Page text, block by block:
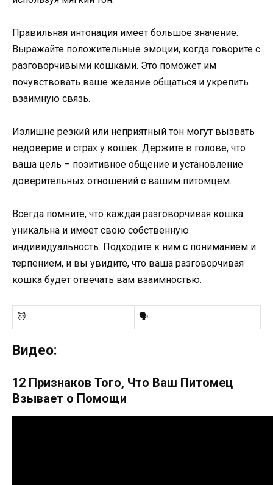
Правильная интонация имеет большое значение.
Выражайте положительные эмоции, когда говорите с
разговорчивыми кошками. Это поможет им
почувствовать ваше желание общаться и укрепить
взаимную связь.
Излишне резкий или неприятный тон могут вызвать
недоверие и страх у кошек. Держите в голове, что
ваша цель – позитивное общение и установление
доверительных отношений с вашим питомцем.
Всегда помните, что каждая разговорчивая кошка
уникальна и имеет свою собственную
индивидуальность. Подходите к ним с пониманием и
терпением, и вы увидите, что ваша разговорчивая
кошка будет отвечать вам взаимностью.
🐱 🗣️
Видео:
12 Признаков Того, Что Ваш Питомец
Взывает о Помощи